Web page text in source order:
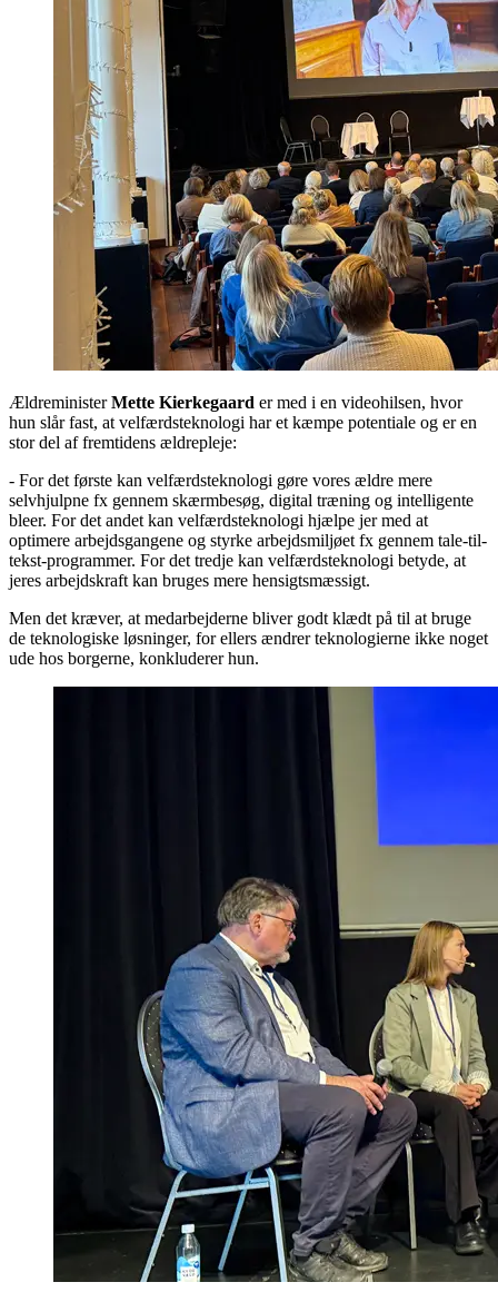
ÆldreministerMette Kierkegaard er med i en videohilsen, hvor
hun slår fast, at velfærdsteknologi har et kæmpe potentiale og er en
stor del af fremtidens ældrepleje:
- For det første kan velfærdsteknologi gøre vores ældre mere
selvhjulpne fx gennem skærmbesøg, digital træning og intelligente
bleer. For det andet kan velfærdsteknologi hjælpe jer med at
optimere arbejdsgangene og styrke arbejdsmiljøet fx gennem tale-til-
tekst-programmer. For det tredje kan velfærdsteknologi betyde, at
jeres arbejdskraft kan bruges mere hensigtsmæssigt.
Men det kræver, at medarbejderne bliver godt klædt på til at bruge
de teknologiske løsninger, for ellers ændrer teknologierne ikke noget
ude hos borgerne, konkluderer hun.